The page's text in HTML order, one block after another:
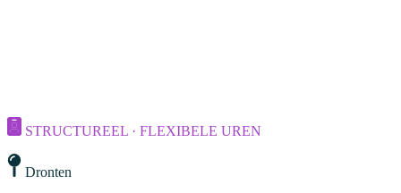
STRUCTUREEL · FLEXIBELE UREN
Dronten